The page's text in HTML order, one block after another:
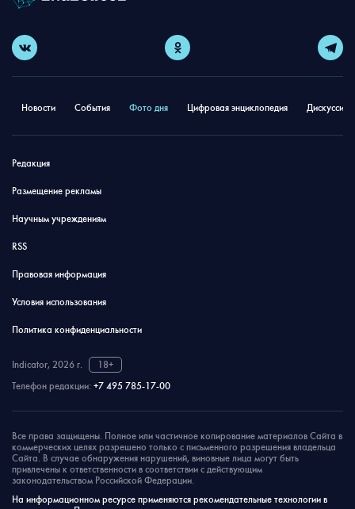
Новости События Фото дня Цифровая энциклопедия
Редакция
Размещение рекламы
Научным учреждениям
RSS
Правовая информация
Условия использования
Политика конфиденциальности
Indicator, 2026 г.
18+
Телефон редакции: +7 495 785-17-00
Все права защищены. Полное или частичное копирование материалов Сайта в
коммерческих целях разрешено только с письменного разрешения владельца
Сайта. В случае обнаружения нарушений, виновные лица могут быть
привлечены к ответственности в соответствии с действующим
законодательством Российской Федерации.
На информационном ресурсе применяются рекомендательные технологии в